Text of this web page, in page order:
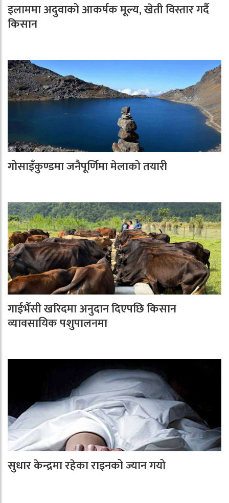
इलाममा अदुवाको आकर्षक मूल्य, खेती विस्तार गर्दै
किसान
गोसाइँकुण्डमा जनैपूर्णिमा मेलाको तयारी
गाईभैँसी खरिदमा अनुदान दिएपछि किसान
व्यावसायिक पशुपालनमा
सुधार केन्द्रमा रहेका राइनको ज्यान गयो